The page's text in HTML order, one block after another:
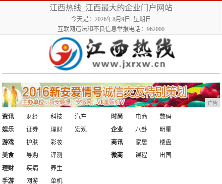
江西热线_江西最大的企业门户网站
今天是：2026年8月9日 星期日
互联网违法和不良信息举报电话：962000
广告
资讯 财经 科技
汽车
娱乐
证券 理财 宏观
时尚 电商
数码
企业
八卦
明星
游戏
护肤
彩妆
美食
导购 评测
商讯 家居
楼盘
微商
课程
出国
理财
疾病
养生
手游
网游 单机